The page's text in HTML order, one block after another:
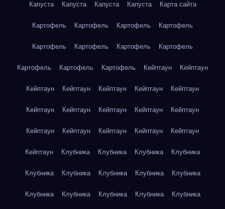
Капуста Капуста Капуста Капуста Карта сайта
Картофель Картофель Картофель Картофель
Картофель Картофель Картофель Картофель
Картофель Картофель Картофель Кейптаун Кейптаун
Кейптаун Кейптаун Кейптаун Кейптаун Кейптаун
Кейптаун Кейптаун Кейптаун Кейптаун Кейптаун
Кейптаун Кейптаун Кейптаун Кейптаун Кейптаун
Кейптаун Клубника Клубника Клубника Клубника
Клубника Клубника Клубника Клубника Клубника
Клубника Клубника Клубника Клубника Клубника